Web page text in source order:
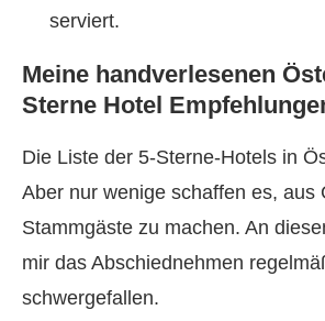
serviert.
Meine handverlesenen
Sterne Hotel
Die Liste der 5-Sterne-Hotels in
Aber nur wenige schaffen es, aus
Stammgäste zu machen. An
mir das Abschiednehmen
schwergefallen.